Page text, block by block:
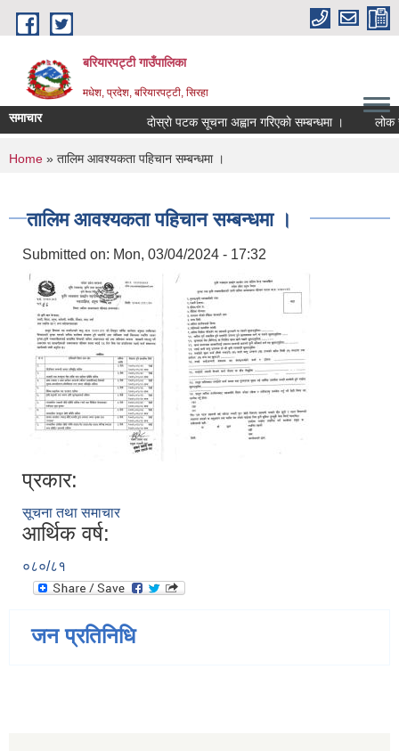
Skip to main content
बरियारपट्टी गाउँपालिका
मधेश, प्रदेश, बरियारपट्टी, सिरहा
समाचार दाेस्राे पटक सूचना अह्वान गरिएकाे सम्बन्धमा । लोक
You are here
Home » तालिम आवश्यकता पहिचान सम्बन्धमा ।
तालिम आवश्यकता पहिचान सम्बन्धमा ।
Submitted on: Mon, 03/04/2024 - 17:32
प्रकार:
सूचना तथा समाचार
आर्थिक वर्ष:
०८०/८१
जन प्रतिनिधि